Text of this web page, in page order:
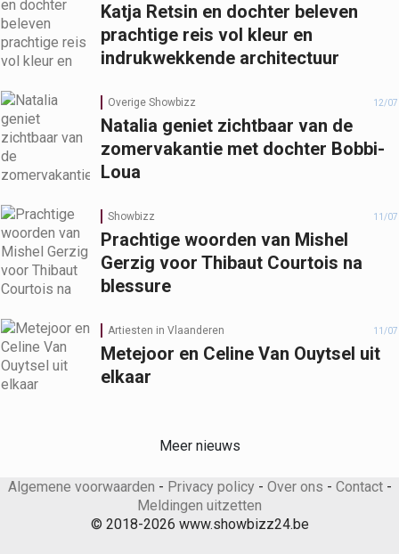
Katja Retsin en dochter beleven
prachtige reis vol kleur en
indrukwekkende architectuur
Overige Showbizz 12/07
Natalia geniet zichtbaar van de
zomervakantie met dochter Bobbi-
Loua
Showbizz 11/07
Prachtige woorden van Mishel
Gerzig voor Thibaut Courtois na
blessure
Artiesten in Vlaanderen 11/07
Metejoor en Celine Van Ouytsel uit
elkaar
Meer nieuws
Algemene voorwaarden - Privacy policy- Over ons - Contact-
Meldingen uitzetten
© 2018-2026 www.showbizz24.be